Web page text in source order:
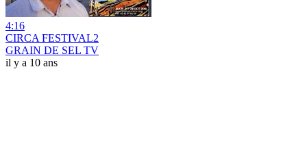
4:16
CIRCA FESTIVAL2
GRAIN DE SEL TV
il y a 10 ans